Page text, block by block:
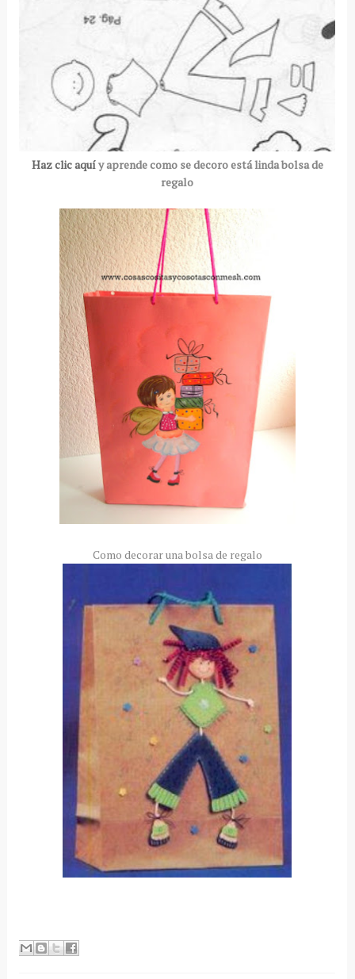
Haz clic aquíy aprende como se decoro está linda bolsa de
regalo
Como decorar una bolsa de regalo